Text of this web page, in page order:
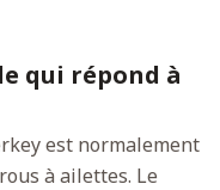
qui répond à
est normalement
à ailettes. Le